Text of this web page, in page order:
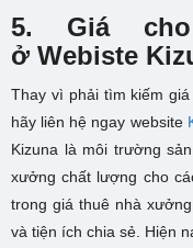
5. Giá
ở Webiste
Thay vì phải tìm kiếm
hãy liên hệ ngay website
Kizuna là môi trường
xưởng chất lượng cho
trong giá thuê nhà
và tiện ích chia sẻ. Hiện